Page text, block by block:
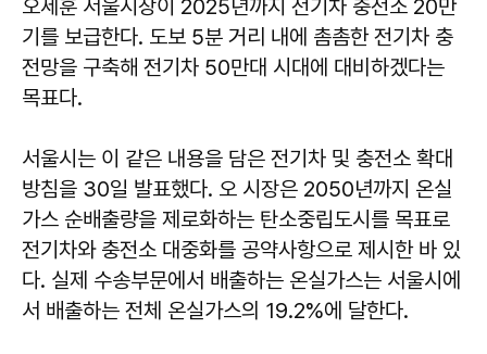
오세훈 서울시장이 2025년까지 전기차 충전소 20만
기를 보급한다. 도보 5분 거리 내에 촘촘한 전기차 충
전망을 구축해 전기차 50만대 시대에 대비하겠다는
목표다.
서울시는 이 같은 내용을 담은 전기차 및 충전소 확대
방침을 30일 발표했다. 오 시장은 2050년까지 온실
가스 순배출량을 제로화하는 탄소중립도시를 목표로
전기차와 충전소 대중화를 공약사항으로 제시한 바 있
다. 실제 수송부문에서 배출하는 온실가스는 서울시에
서 배출하는 전체 온실가스의 19.2%에 달한다.